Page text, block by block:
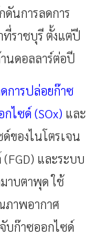
นการลดการ
ราชบุรี ตั้งแต่ปี
นดอลลาร์ต่อปี
การปล่อยก๊าซ
ไซด์ (SOx) และ
ของไนโตรเจน
และระบบ
าบตาพุด ใช้
ภาพอากาศ
บก๊าซออกไซด์